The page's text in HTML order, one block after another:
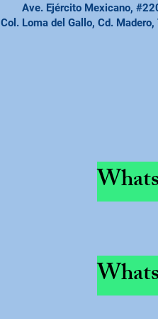
Ave. Ejército Mexicano,
Col. Loma del Gallo, Cd. Madero,